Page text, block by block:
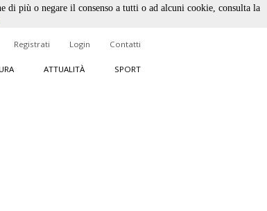
Registrati Login Contatti
ATTUALITÀ SPORT
più o negare il consenso a tutti o ad alcuni cookie, consulta la